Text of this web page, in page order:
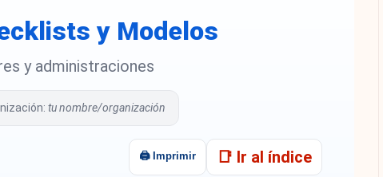
y Modelos
y administraciones
tu nombre/organización
🖨️ Imprimir 📑 Ir al índice